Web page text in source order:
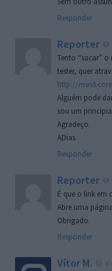
Responder
Reporter
Tento “sacar”
tester, quer
http://
Alguém pode
sou um
Agradeço.
ADias
Responder
Reporter
É que o link em
Abre uma
Obrigado.
Responder
Vítor M.